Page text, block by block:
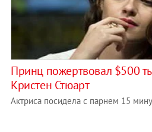
Принц пожертвовал $500
Кристен Стюарт
Актриса посидела с парнем 15